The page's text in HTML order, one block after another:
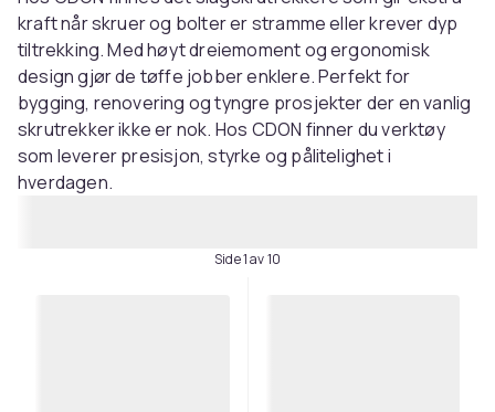
kraft når skruer og bolter er stramme eller krever dyp
tiltrekking. Med høyt dreiemoment og ergonomisk
design gjør de tøffe jobber enklere. Perfekt for
bygging, renovering og tyngre prosjekter der en vanlig
skrutrekker ikke er nok. Hos CDON finner du verktøy
som leverer presisjon, styrke og pålitelighet i
hverdagen.
Side 1 av 10